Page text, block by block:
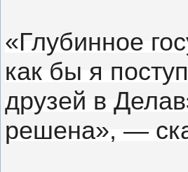
«Глубинное
как бы я
друзей в
решена», —